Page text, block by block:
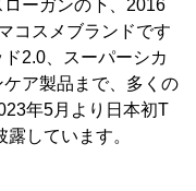
ーガンの下、2016
コスメブランドです
2.0、スーパーシカ
ア製品まで、多くの
年5月より日本初T
しています。